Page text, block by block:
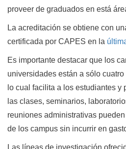
proveer de graduados en está
La acreditación se obtiene con
certificada por CAPES en la
Es importante destacar que los
universidades están a sólo
lo cual facilita a los estudiantes y
las clases, seminarios,
reuniones administrativas
de los campus sin incurrir en
Las líneas de investigación